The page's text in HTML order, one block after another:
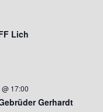
Lich
17:00
Gerhardt